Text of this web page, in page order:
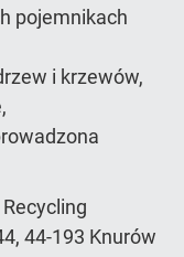
pojemnikach
i krzewów,
44-193 Knurów